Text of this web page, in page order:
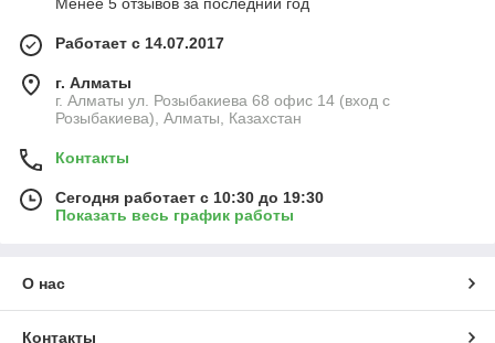
Менее 5 отзывов за последний год
Работает с 14.07.2017
г. Алматы
г. Алматы ул. Розыбакиева 68 офис 14 (вход с
Розыбакиева), Алматы, Казахстан
Контакты
Сегодня работает с 10:30 до 19:30
Показать весь график работы
О нас
Контакты